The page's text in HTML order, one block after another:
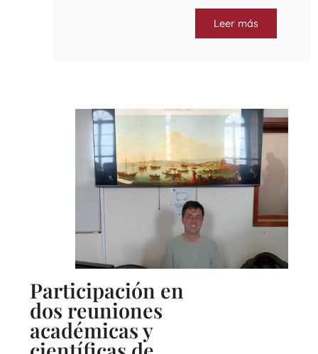
Leer más
Participación en
dos reuniones
académicas y